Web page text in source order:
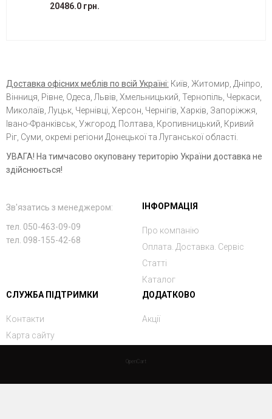
20486.0 грн.
Доставка офісних меблів по всій Україні: Київ, Житомир, Дніпро,
Вінниця, Рівне, Одеса, Львів, Хмельницький, Тернопіль, Черкаси,
Миколаїв, Луцьк, Чернівці, Херсон, Чернігів, Харків, Запоріжжя,
Івано-Франківськ, Ужгород, Полтава, Кропивницький, Кривий
Ріг, Суми, окремі регіони Донецької та Луганської області.
УВАГА! На тимчасово окуповану територію України доставка не
здійснюється!
Зв'язатись з менеджером:
тел. 050-463-09-09
тел. 098-155-42-68
ІНФОРМАЦІЯ
Про компанію
Оплата. Доставка. Сервіс
Статті
Каталог
СЛУЖБА ПІДТРИМКИ
Контакти
Карта сайту
ДОДАТКОВО
Акції
OpenCart